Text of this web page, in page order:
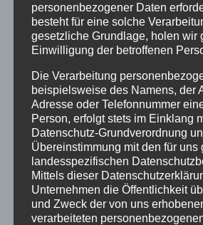
SUCHE
NEUESTE BEITRÄGE
SCHNUPPERTAG 2026
Abschlussball 2026
WEIHNACHTSFERIEN
personenbezogener Daten
besteht für eine solche
gesetzliche Grundlage, holen wir
Einwilligung der betroffenen
Die Verarbeitung
beispielsweise des Namens, der
Adresse oder Telefonnummer
Person, erfolgt stets im Einklang
Datenschutz-Grundverordnung
Übereinstimmung mit den für uns
landesspezifischen
Mittels dieser
Unternehmen die Öffentlichkeit
und Zweck der von uns
verarbeiteten